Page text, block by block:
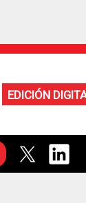
EDICIÓN